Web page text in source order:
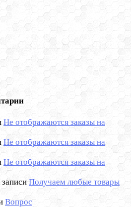
Не отображаются заказы на
Не отображаются заказы на
Не отображаются заказы на
записи Получаем любые товары
Вопрос